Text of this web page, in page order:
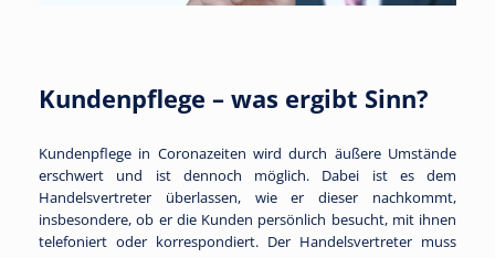
Kundenpflege – was ergibt Sinn?
Kundenpflege in Coronazeiten wird durch äußere Umstände
erschwert und ist dennoch möglich. Dabei ist es dem
Handelsvertreter überlassen, wie er dieser nachkommt,
insbesondere, ob er die Kunden persönlich besucht, mit ihnen
telefoniert oder korrespondiert. Der Handelsvertreter muss